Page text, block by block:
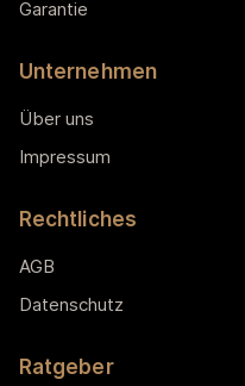
Garantie
Unternehmen
Über uns
Impressum
Rechtliches
AGB
Datenschutz
Ratgeber